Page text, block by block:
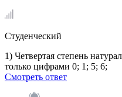
Студенческий
1) Четвертая степень
только цифрами 0; 1; 5; 6;​
Смотреть ответ